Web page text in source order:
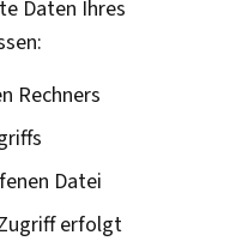
Daten Ihres
Rechners
Datei
erfolgt